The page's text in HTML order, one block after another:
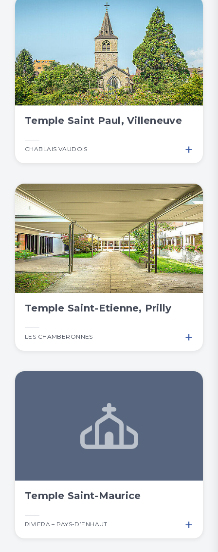
Temple Saint Paul, Villeneuve
CHABLAIS VAUDOIS +
Temple Saint-Etienne, Prilly
LES CHAMBERONNES +
Temple Saint-Maurice
RIVIERA – PAYS-D’ENHAUT +